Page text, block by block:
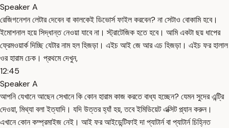
Speaker A
রেজিগনেশন লেটার দেবেন বা কালকেই ডিভোর্স ফাইল করবেন? না সেটাও বোকামি হবে।
ইমোশনাল হয়ে সিদ্ধান্ত নেওয়া যাবে না। স্ট্রাটেজিক হতে হবে। আমি একটা ছয় ধাপের
ফ্রেমওয়ার্ক দিচ্ছি যেটার নাম হল হিজড়া। এইচ আই জে আর এচ হিজড়া। এইচ ফর হালাল
ওর হারাম চেক। প্রথমে দেখুন,
12:45
Speaker A
আপনি যেখানে আছেন সেখানে কি কোন হারাম কাজ করতে বাধ্য হচ্ছেন? যেমন সুদের এন্ট্রি
দেওয়া, মিথ্যা বলা ইত্যাদি। যদি উত্তর হ্যাঁ হয়, তবে ইমিডিয়েট এক্সিট প্ল্যান করুন।
এখানে কোন কম্প্রমাইজ নেই। আই ফর আইডেন্টিফাই দা প্যাটার্ন বা প্যাটার্ন চিহ্নিত